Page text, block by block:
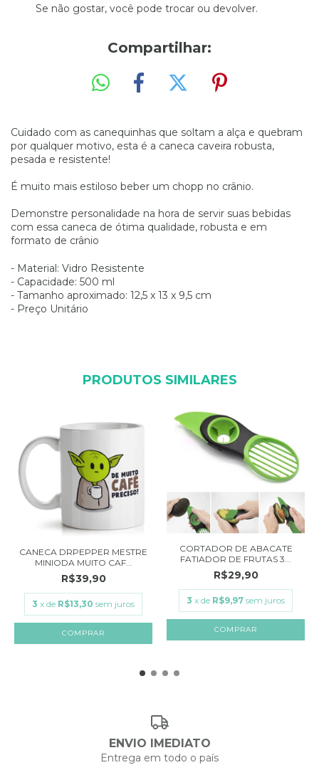
Se não gostar, você pode trocar ou devolver.
Compartilhar:
Cuidado com as canequinhas que soltam a alça e quebram
por qualquer motivo, esta é a caneca caveira robusta,
pesada e resistente!
É muito mais estiloso beber um chopp no crânio.
Demonstre personalidade na hora de servir suas bebidas
com essa caneca de ótima qualidade, robusta e em
formato de crânio
- Material: Vidro Resistente
- Capacidade: 500 ml
- Tamanho aproximado: 12,5 x 13 x 9,5 cm
- Preço Unitário
PRODUTOS SIMILARES
CANECA DRPEPPER MESTRE
MINIODA MUITO CAF...
R$39,90
3 x de R$13,30 sem juros
CORTADOR DE ABACATE
FATIADOR DE FRUTAS 3...
R$29,90
3 x de R$9,97 sem juros
ENVIO IMEDIATO
Entrega em todo o país